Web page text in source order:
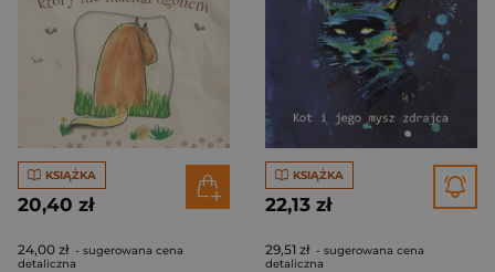
KSIĄŻKA
20,40 zł
24,00 zł - sugerowana cena
detaliczna
KSIĄŻKA
22,13 zł
29,51 zł - sugerowana cena
detaliczna